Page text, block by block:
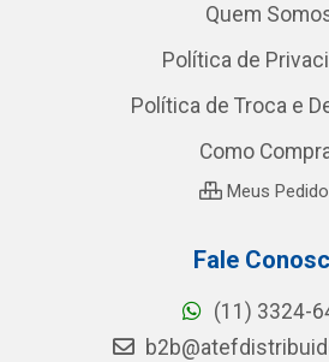
Quem
Política de
Política de Troca e
Como
Meus
Fale
(11) 3324-